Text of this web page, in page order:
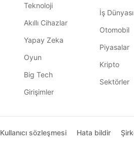
Teknoloji
Akıllı Cihazlar
Yapay Zeka
Oyun
Big Tech
Girişimler
İş Dünyası
Otomobil
Piyasalar
Kripto
Sektörler
Kullanıcı sözleşmesi Hata bildir